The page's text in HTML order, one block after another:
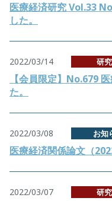
医療経済研究 Vol.33
した。
2022/03/14 研
【会員限定】No.679
た。
2022/03/08 お知
医療経済関係論文（
2022/03/07 研